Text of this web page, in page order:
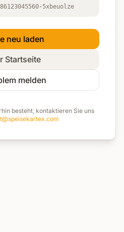
5xbeuolze
neu laden
Startseite
melden
besteht, kontaktieren Sie uns